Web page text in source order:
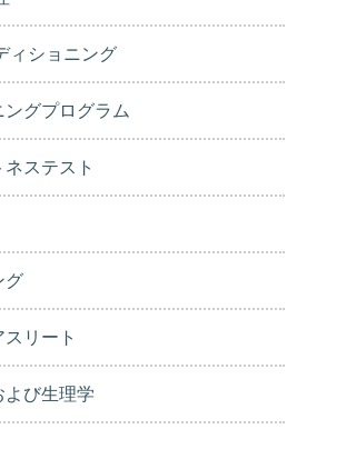
ィショニング
ングプログラム
ステスト
グ
リート
よび生理学